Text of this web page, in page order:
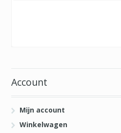
Account
Mijn account
Winkelwagen